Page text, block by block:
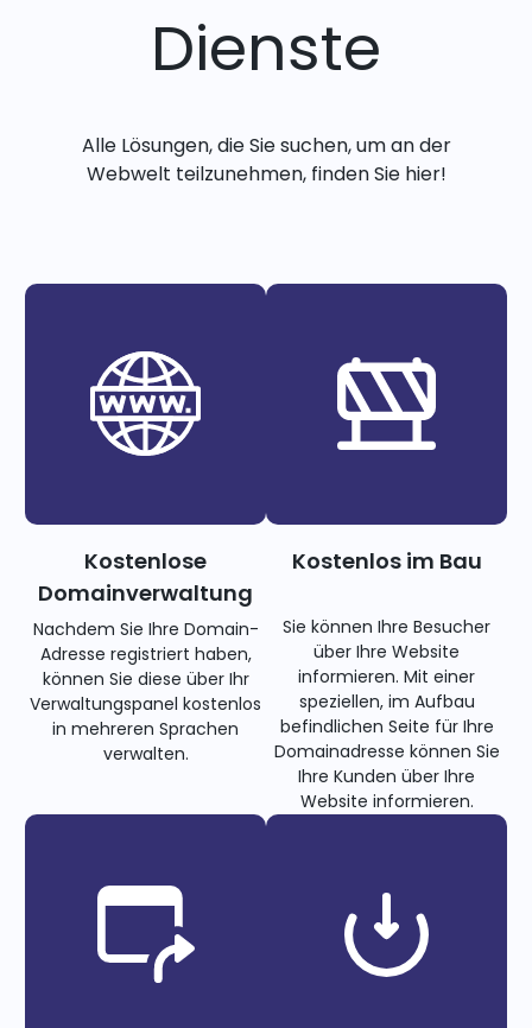
Dienste
Alle Lösungen, die Sie suchen, um an der
Webwelt teilzunehmen, finden Sie hier!
Kostenlose
Domainverwaltung
Nachdem Sie Ihre Domain-
Adresse registriert haben,
können Sie diese über Ihr
Verwaltungspanel kostenlos
in mehreren Sprachen
verwalten.
Kostenlos im Bau
Sie können Ihre Besucher
über Ihre Website
informieren. Mit einer
speziellen, im Aufbau
befindlichen Seite für Ihre
Domainadresse können Sie
Ihre Kunden über Ihre
Website informieren.